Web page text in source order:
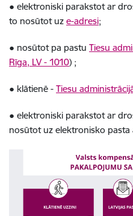
● elektroniski parakstot ar
to nosūtot uz e-adresi;
● nosūtot pa pastu Tiesu
Rīga, LV - 1010) ;
● klātienē - Tiesu
● elektroniski parakstot ar
nosūtot uz elektronisko pasta